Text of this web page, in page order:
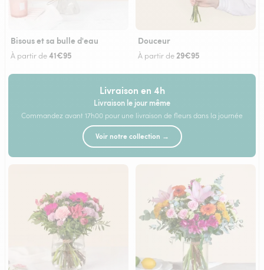
Bisous et sa bulle d'eau
À partir de41€95
Douceur
À partir de 29€95
Livraison en 4h
Livraison le jour même
Commandez avant 17h00 pour une livraison de fleurs dans la journée
Voir notre collection →